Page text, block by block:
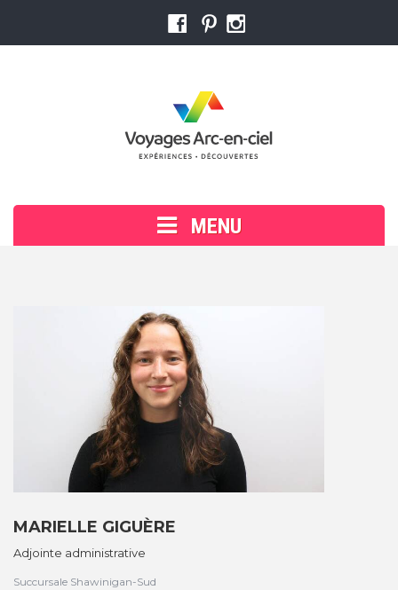
MENU
Cherchez ou réservez votre voyage
Trouver un conseiller
Assistez à nos sessions d'information
Département Corporatif
MARIELLE GIGUÈRE
Adjointe administrative
Succursale Shawinigan-Sud